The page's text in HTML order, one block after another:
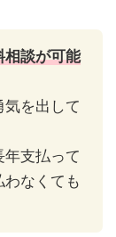
相談が可能
気を出して
支払って
なくても